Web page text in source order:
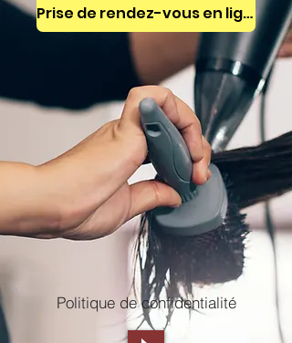
Prise de rendez-vous en ligne
Politique de confidentialité